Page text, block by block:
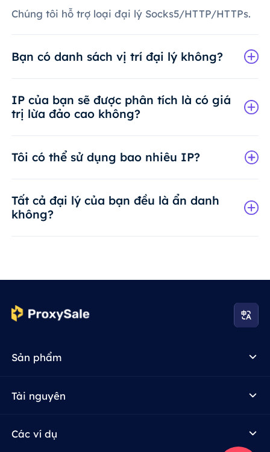
Chúng tôi hỗ trợ loại đại lý Socks5/HTTP/HTTPs.
Bạn có danh sách vị trí đại lý không?
IP của bạn sẽ được phân tích là có giá
trị lừa đảo cao không?
Tôi có thể sử dụng bao nhiêu IP?
Tất cả đại lý của bạn đều là ẩn danh
không?
Sản phẩm
Tài nguyên
Các ví dụ